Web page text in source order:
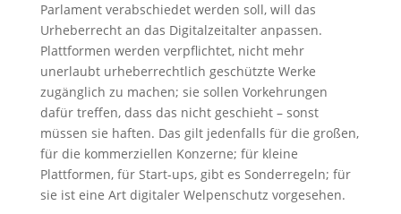
Parlament verabschiedet werden soll, will das
Urheberrecht an das Digitalzeitalter anpassen.
Plattformen werden verpflichtet, nicht mehr
unerlaubt urheberrechtlich geschützte Werke
zugänglich zu machen; sie sollen Vorkehrungen
dafür treffen, dass das nicht geschieht – sonst
müssen sie haften. Das gilt jedenfalls für die großen,
für die kommerziellen Konzerne; für kleine
Plattformen, für Start-ups, gibt es Sonderregeln; für
sie ist eine Art digitaler Welpenschutz vorgesehen.